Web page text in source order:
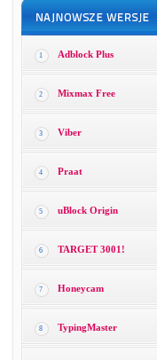
1 Adblock Plus
2 Mixmax Free
3 Viber
4 Praat
5 uBlock Origin
6 TARGET 3001!
7 Honeycam
8 TypingMaster